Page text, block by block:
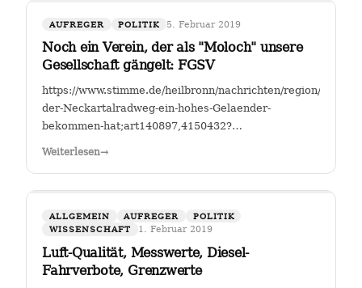
AUFREGER POLITIK 5. Februar 2019
Noch ein Verein, der als "Moloch" unsere
Gesellschaft gängelt: FGSV
https://www.stimme.de/heilbronn/nachrichten/region/Warum-
der-Neckartalradweg-ein-hohes-Gelaender-
bekommen-hat;art140897,4150432?
Weiterlesen→
ALLGEMEIN AUFREGER
POLITIK
WISSENSCHAFT
1. Februar 2019
Luft-Qualität, Messwerte, Diesel-
Fahrverbote, Grenzwerte